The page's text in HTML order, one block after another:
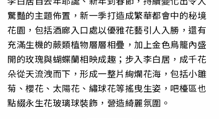
驚豔的主題佈置，新一季打造成繁華都會中的秘境
花園，包括酒廊入口處以優雅花藝引人入勝，還有
充滿生機的蕨類植物層層相疊，加上金色鳥籠內盛
開的玫瑰與蝴蝶蘭相映成趣；步入李白居，成千花
朵從天流洩而下，形成一整片絢爛花海，包括小雛
菊、櫻花、太陽花、繡球花等搖曳生姿，吧檯區也
點綴永生花玻璃球裝飾，營造綺麗氛圍。